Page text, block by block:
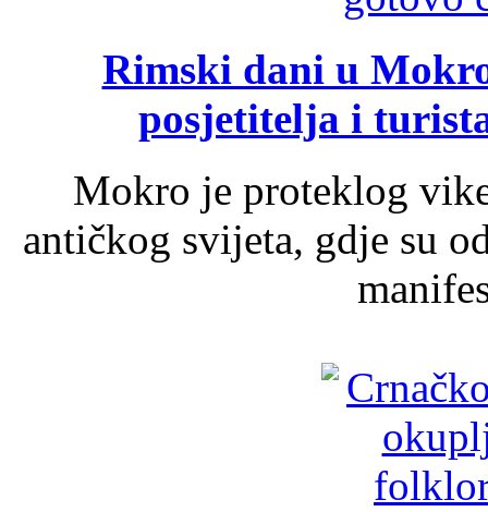
Rimski dani u
posjetitelja i
Mokro je proteklog
antičkog svijeta, gdje su